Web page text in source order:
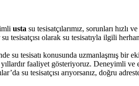
usta su tesisatçılarımız, sorunları
tesisatçısı olarak su tesisatıyla ilgili
su tesisatı konusunda uzmanlaşmış
yıllardır faaliyet gösteriyoruz. Deneyimli
su tesisatçısı arıyorsanız, doğru